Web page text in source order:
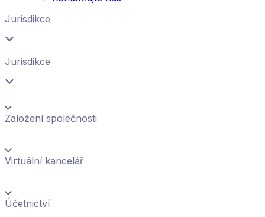
Jurisdikce
Jurisdikce
Založení společnosti
Virtuální kancelář
Účetnictví